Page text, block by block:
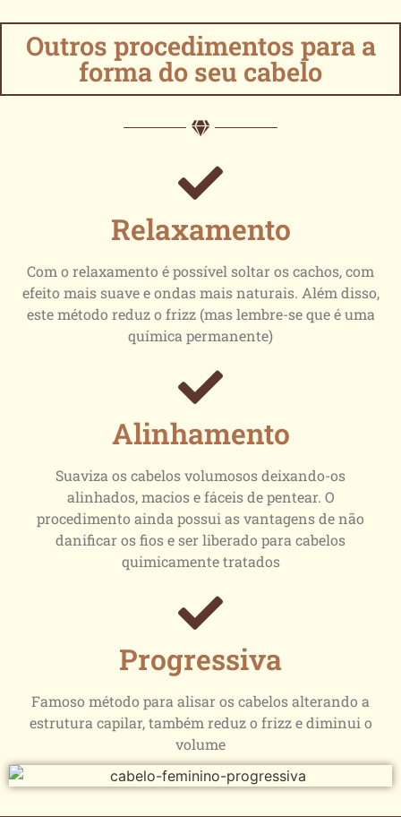
Outros procedimentos para a
forma do seu cabelo
Relaxamento
Com o relaxamento é possível soltar os cachos, com
efeito mais suave e ondas mais naturais. Além disso,
este método reduz o frizz (mas lembre-se que é uma
química permanente)
Alinhamento
Suaviza os cabelos volumosos deixando-os
alinhados, macios e fáceis de pentear. O
procedimento ainda possui as vantagens de não
danificar os fios e ser liberado para cabelos
quimicamente tratados
Progressiva
Famoso método para alisar os cabelos alterando a
estrutura capilar, também reduz o frizz e diminui o
volume